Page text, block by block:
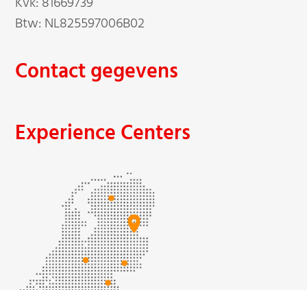
Btw: NL825597006B02
Contact gegevens
Experience Centers